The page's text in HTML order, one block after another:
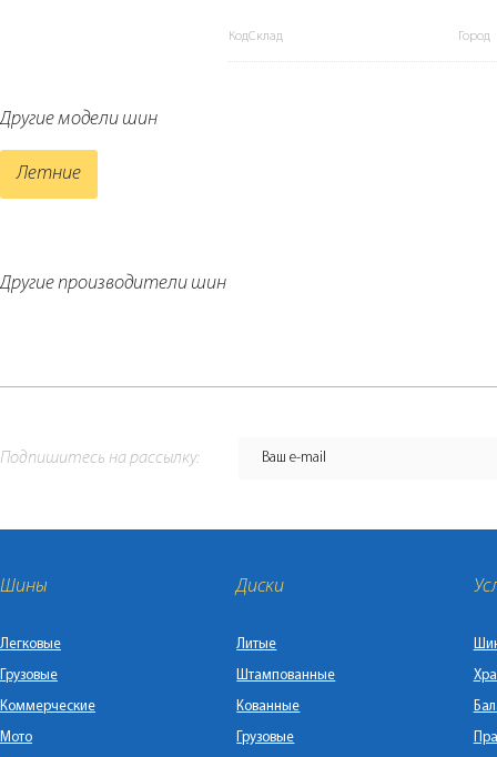
КодСклад Город
Другие модели шин
Летние
Другие производители шин
Подпишитесь на рассылку:
Шины
Легковые
Грузовые
Коммерческие
Мото
Диски
Литые
Штампованные
Кованные
Грузовые